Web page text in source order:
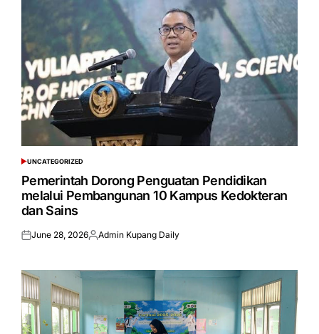
POSTED
IN
UNCATEGORIZED
Pemerintah Dorong Penguatan Pendidikan
melalui Pembangunan 10 Kampus Kedokteran
dan Sains
Posted
June 28, 2026Posted
Admin Kupang Daily